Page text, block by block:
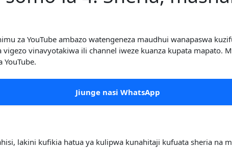
za YouTube ambazo watengeneza maudhui wanapaswa
vinavyotakiwa ili channel iweze kuanza kupata mapato.
Jiunge nasi WhatsApp
lakini kufikia hatua ya kulipwa kunahitaji kufuata sheria na